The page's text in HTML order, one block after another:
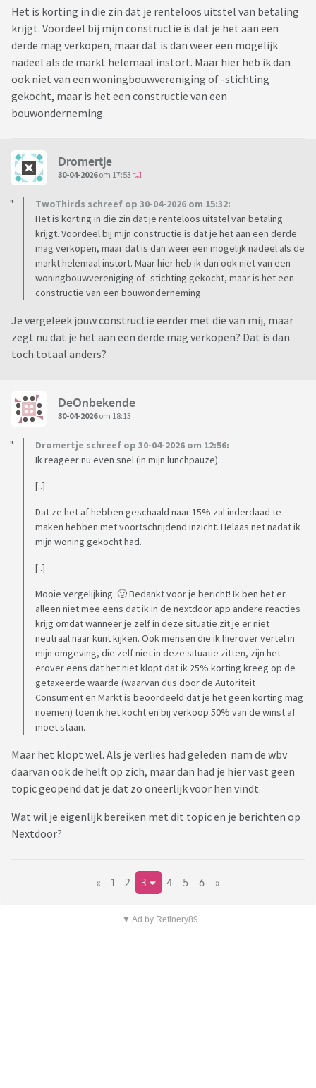
Het is korting in die zin dat je renteloos uitstel van betaling
krijgt. Voordeel bij mijn constructie is dat je het aan een
derde mag verkopen, maar dat is dan weer een mogelijk
nadeel als de markt helemaal instort. Maar hier heb ik dan
ook niet van een woningbouwvereniging of -stichting
gekocht, maar is het een constructie van een
bouwonderneming.
Dromertje
30-04-2026om 17:53
TwoThirds schreef op 30-04-2026 om 15:32:
Het is korting in die zin dat je renteloos uitstel van betaling
krijgt. Voordeel bij mijn constructie is dat je het aan een derde
mag verkopen, maar dat is dan weer een mogelijk nadeel als de
markt helemaal instort. Maar hier heb ik dan ook niet van een
woningbouwvereniging of -stichting gekocht, maar is het een
constructie van een bouwonderneming.
Je vergeleek jouw constructie eerder met die van mij, maar
zegt nu dat je het aan een derde mag verkopen? Dat is dan
toch totaal anders?
DeOnbekende
30-04-2026om 18:13
Dromertje schreef op 30-04-2026 om 12:56:
Ik reageer nu even snel (in mijn lunchpauze).
[..]
Dat ze het af hebben geschaald naar 15% zal inderdaad te
maken hebben met voortschrijdend inzicht. Helaas net nadat ik
mijn woning gekocht had.
[..]
Mooie vergelijking. 🙂 Bedankt voor je bericht! Ik ben het er
alleen niet mee eens dat ik in de nextdoor app andere reacties
krijg omdat wanneer je zelf in deze situatie zit je er niet
neutraal naar kunt kijken. Ook mensen die ik hierover vertel in
mijn omgeving, die zelf niet in deze situatie zitten, zijn het
erover eens dat het niet klopt dat ik 25% korting kreeg op de
getaxeerde waarde (waarvan dus door de Autoriteit
Consument en Markt is beoordeeld dat je het geen korting mag
noemen) toen ik het kocht en bij verkoop 50% van de winst af
moet staan.
Maar het klopt wel. Als je verlies had geleden nam de wbv
daarvan ook de helft op zich, maar dan had je hier vast geen
topic geopend dat je dat zo oneerlijk voor hen vindt.
Wat wil je eigenlijk bereiken met dit topic en je berichten op
Nextdoor?
« 1 2 3 4 5 6 »
▼ Ad by Refinery89